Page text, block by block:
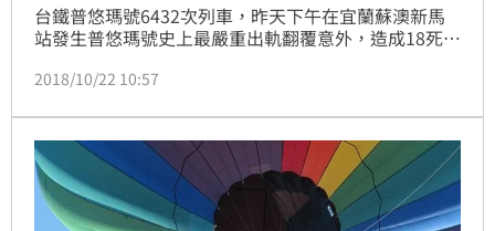
台鐵普悠瑪號6432次列車，昨天下午在宜蘭蘇澳新馬
站發生普悠瑪號史上最嚴重出軌翻覆意外，造成18死
現場，兵分四路，分別進入車廂內採證，預計會同鐵路
為，還是機械故障。
2018/10/22 10:57